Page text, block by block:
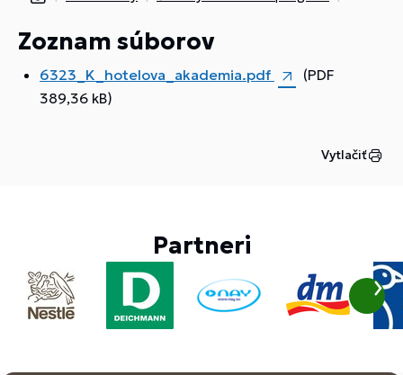
Zoznam súborov
6323_K_hotelova_akademia.pdf
(PDF
389,36 kB)
Vytlačiť
Partneri